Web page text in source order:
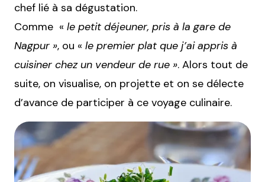
chef lié à sa dégustation.
Comme « le petit déjeuner, pris à la gare de
Nagpur », ou « le premier plat que j’ai appris à
cuisiner chez un vendeur de rue ». Alors tout de
suite, on visualise, on projette et on se délecte
d’avance de participer à ce voyage culinaire.